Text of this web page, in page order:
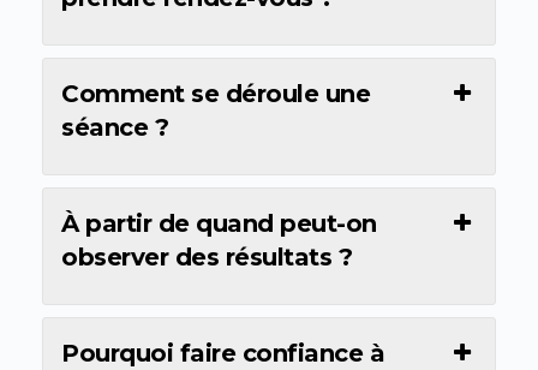
Comment se déroule une
séance ?
À partir de quand peut-on
observer des résultats ?
Pourquoi faire confiance à